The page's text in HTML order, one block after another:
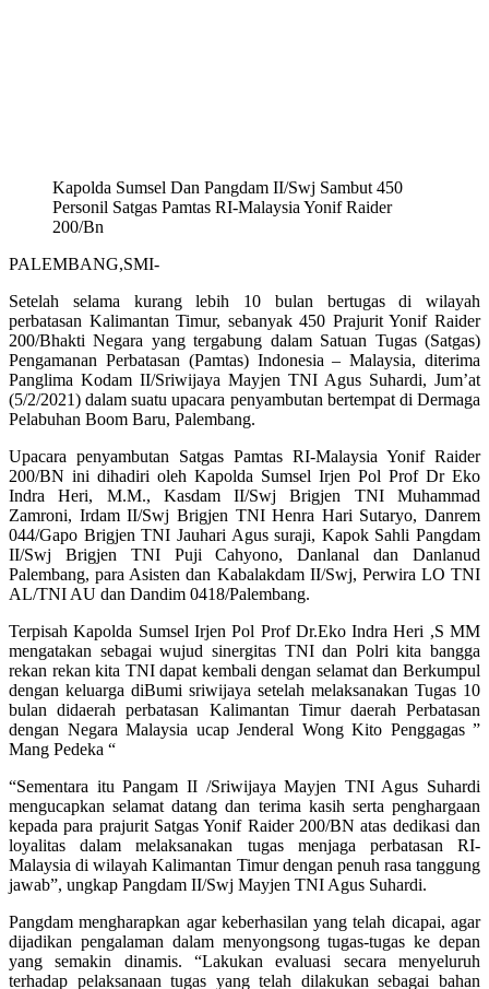
Kapolda Sumsel Dan Pangdam II/Swj Sambut 450
Personil Satgas Pamtas RI-Malaysia Yonif Raider
200/Bn
PALEMBANG,SMI-
Setelah selama kurang lebih 10 bulan bertugas di wilayah
perbatasan Kalimantan Timur, sebanyak 450 Prajurit Yonif Raider
200/Bhakti Negara yang tergabung dalam Satuan Tugas (Satgas)
Pengamanan Perbatasan (Pamtas) Indonesia – Malaysia, diterima
Panglima Kodam II/Sriwijaya Mayjen TNI Agus Suhardi, Jum’at
(5/2/2021) dalam suatu upacara penyambutan bertempat di Dermaga
Pelabuhan Boom Baru, Palembang.
Upacara penyambutan Satgas Pamtas RI-Malaysia Yonif Raider
200/BN ini dihadiri oleh Kapolda Sumsel Irjen Pol Prof Dr Eko
Indra Heri, M.M., Kasdam II/Swj Brigjen TNI Muhammad
Zamroni, Irdam II/Swj Brigjen TNI Henra Hari Sutaryo, Danrem
044/Gapo Brigjen TNI Jauhari Agus suraji, Kapok Sahli Pangdam
II/Swj Brigjen TNI Puji Cahyono, Danlanal dan Danlanud
Palembang, para Asisten dan Kabalakdam II/Swj, Perwira LO TNI
AL/TNI AU dan Dandim 0418/Palembang.
Terpisah Kapolda Sumsel Irjen Pol Prof Dr.Eko Indra Heri ,S MM
mengatakan sebagai wujud sinergitas TNI dan Polri kita bangga
rekan rekan kita TNI dapat kembali dengan selamat dan Berkumpul
dengan keluarga diBumi sriwijaya setelah melaksanakan Tugas 10
bulan didaerah perbatasan Kalimantan Timur daerah Perbatasan
dengan Negara Malaysia ucap Jenderal Wong Kito Penggagas ”
Mang Pedeka “
“Sementara itu Pangam II /Sriwijaya Mayjen TNI Agus Suhardi
mengucapkan selamat datang dan terima kasih serta penghargaan
kepada para prajurit Satgas Yonif Raider 200/BN atas dedikasi dan
loyalitas dalam melaksanakan tugas menjaga perbatasan RI-
Malaysia di wilayah Kalimantan Timur dengan penuh rasa tanggung
jawab”, ungkap Pangdam II/Swj Mayjen TNI Agus Suhardi.
Pangdam mengharapkan agar keberhasilan yang telah dicapai, agar
dijadikan pengalaman dalam menyongsong tugas-tugas ke depan
yang semakin dinamis. “Lakukan evaluasi secara menyeluruh
terhadap pelaksanaan tugas yang telah dilakukan sebagai bahan